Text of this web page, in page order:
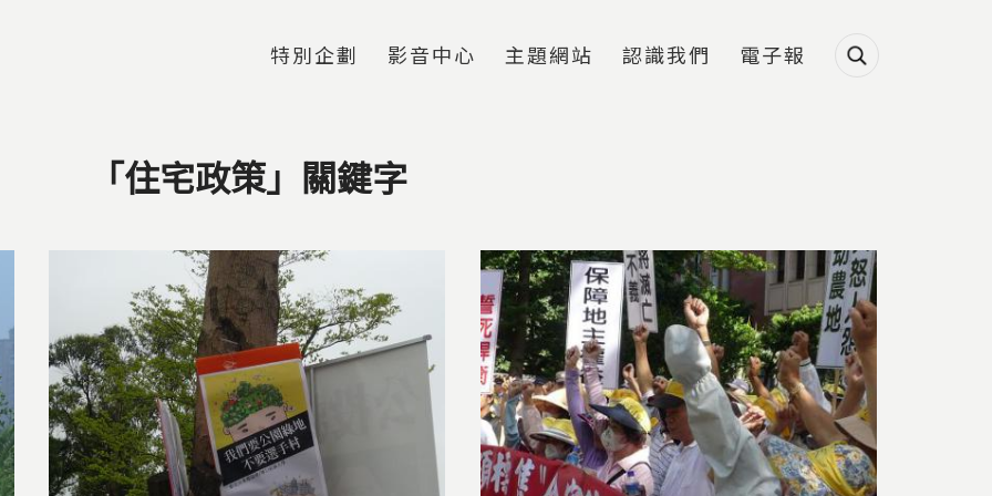
特別企劃 影音中心 主題網站 認識我們 電子報
「住宅政策」關鍵字